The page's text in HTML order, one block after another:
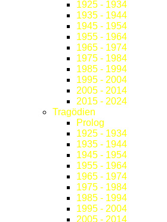
1925 - 1934
1935 - 1944
1945 - 1954
1955 - 1964
1965 - 1974
1975 - 1984
1985 - 1994
1995 - 2004
2005 - 2014
2015 - 2024
Tragödien
Prolog
1925 - 1934
1935 - 1944
1945 - 1954
1955 - 1964
1965 - 1974
1975 - 1984
1985 - 1994
1995 - 2004
2005 - 2014